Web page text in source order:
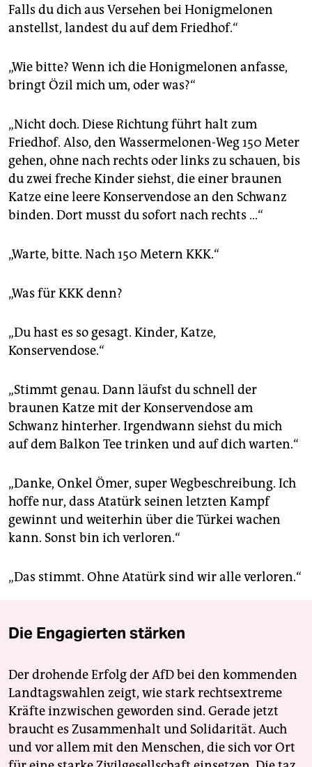
Falls du dich aus Versehen bei Honigmelonen
anstellst, landest du auf dem Friedhof.“
„Wie bitte? Wenn ich die Honigmelonen anfasse,
bringt Özil mich um, oder was?“
„Nicht doch. Diese Richtung führt halt zum
Friedhof. Also, den Wassermelonen-Weg 150 Meter
gehen, ohne nach rechts oder links zu schauen, bis
du zwei freche Kinder siehst, die einer braunen
Katze eine leere Konservendose an den Schwanz
binden. Dort musst du sofort nach rechts …“
„Warte, bitte. Nach 150 Metern KKK.“
„Was für KKK denn?
„Du hast es so gesagt. Kinder, Katze,
Konservendose.“
„Stimmt genau. Dann läufst du schnell der
braunen Katze mit der Konservendose am
Schwanz hinterher. Irgendwann siehst du mich
auf dem Balkon Tee trinken und auf dich warten.“
„Danke, Onkel Ömer, super Wegbeschreibung. Ich
hoffe nur, dass Atatürk seinen letzten Kampf
gewinnt und weiterhin über die Türkei wachen
kann. Sonst bin ich verloren.“
„Das stimmt. Ohne Atatürk sind wir alle verloren.“
Die Engagierten stärken
Der drohende Erfolg der AfD bei den kommenden
Landtagswahlen zeigt, wie stark rechtsextreme
Kräfte inzwischen geworden sind. Gerade jetzt
braucht es Zusammenhalt und Solidarität. Auch
und vor allem mit den Menschen, die sich vor Ort